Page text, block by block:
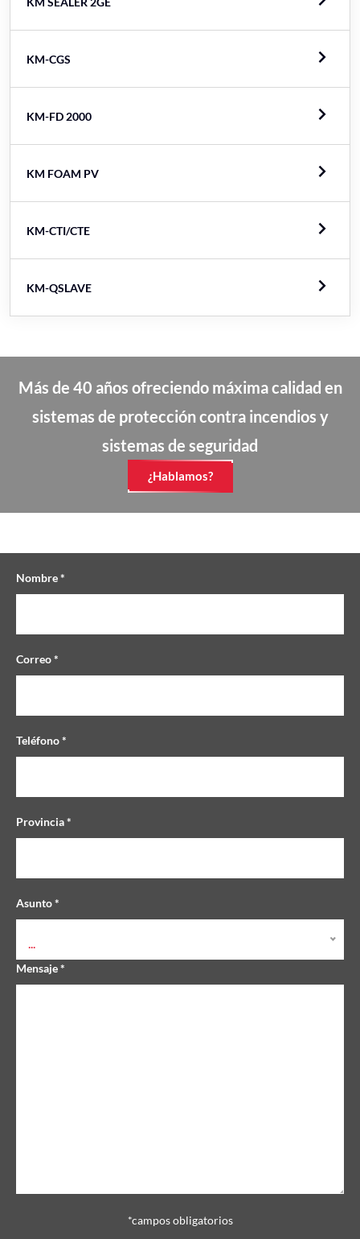
KM-CGS
KM-FD 2000
KM FOAM PV
KM-CTI/CTE
KM-QSLAVE
Más de 40 años ofreciendo máxima calidad en
sistemas de protección contra incendios y
sistemas de seguridad
¿Hablamos?
Nombre *
Correo *
Teléfono *
Provincia *
Asunto *
...
Mensaje *
*campos obligatorios